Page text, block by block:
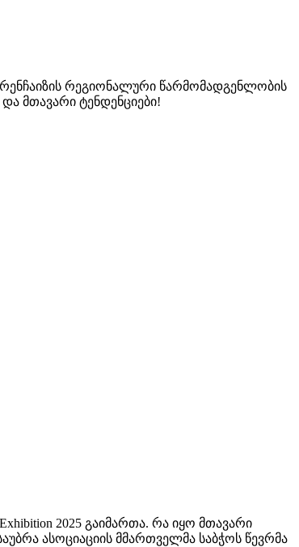
ფრენჩაიზის რეგიონალური წარმომადგენლობის
მთავარი ტენდენციები!
2025 გაიმართა. რა იყო მთავარი
ასოციაციის მმართველმა საბჭოს წევრმა